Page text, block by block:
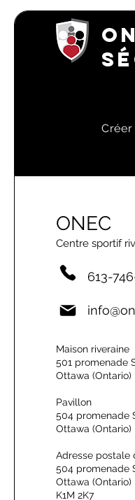
ONEC
Centre sportif
613-
Maison riveraine
501 promenade
Ottawa (Ontario)
Pavillon
504 promenade
Ottawa (Ontario)
Adresse postale
504 promenade
Ottawa (Ontario)
K1M 2K7